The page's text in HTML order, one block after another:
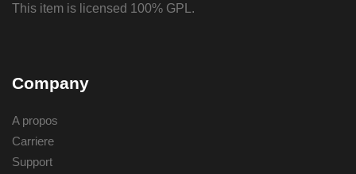
This item is licensed 100% GPL.
Company
A propos
Carriere
Support